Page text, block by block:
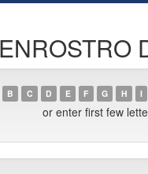
B C D E F G H I
or enter first few